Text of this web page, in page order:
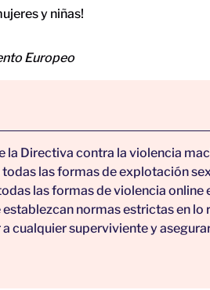
Europeo
la Directiva contra la violencia
las formas de explotación
las formas de violencia online
normas estrictas en lo
cualquier superviviente y